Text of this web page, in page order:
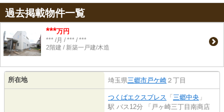
過去掲載物件一覧
***万円
*** /月 / *** / ***
2階建 / 新築一戸建/木造
所在地 埼玉県三郷市戸ケ崎 ２丁目
つくばエクスプレス 「 三郷中央 」
駅 バス12分 「戸ヶ崎三丁目南商店